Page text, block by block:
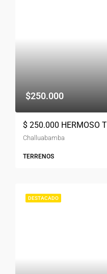
$250.000
Challuabamba
TERRENOS
DESTACADO